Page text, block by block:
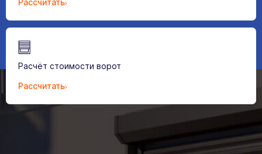
Рассчитать
Расчёт стоимости ворот
Рассчитать